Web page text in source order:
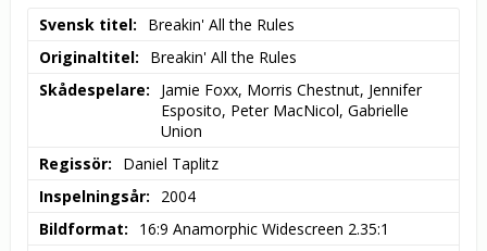
Svensk titel
Breakin' All the Rules
Originaltitel
Breakin' All the Rules
Skådespelare
Jamie Foxx, Morris Chestnut, Jennifer
Esposito, Peter MacNicol, Gabrielle
Union
Regissör
Daniel Taplitz
Inspelningsår
2004
Bildformat
16:9 Anamorphic Widescreen 2.35:1